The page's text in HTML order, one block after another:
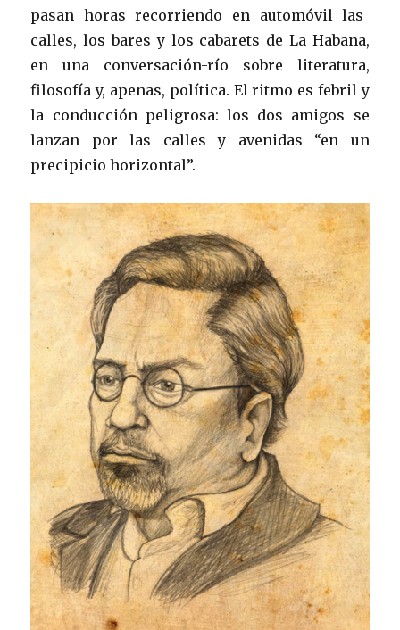
pasan horas recorriendo en automóvil las
calles, los bares y los cabarets de La Habana,
en una conversación-río sobre literatura,
filosofía y, apenas, política. El ritmo es febril y
la conducción peligrosa: los dos amigos se
lanzan por las calles y avenidas “en un
precipicio horizontal”.